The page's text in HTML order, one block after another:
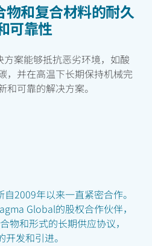
物和复合材料的耐久
可靠性
方案能够抵抗恶劣环境，如酸
，并在高温下长期保持机械完
和可靠的解决方案。
自2009年以来一直紧密合作。
Global的股权合作伙伴，
物和形式的长期供应协议，
发和引进。